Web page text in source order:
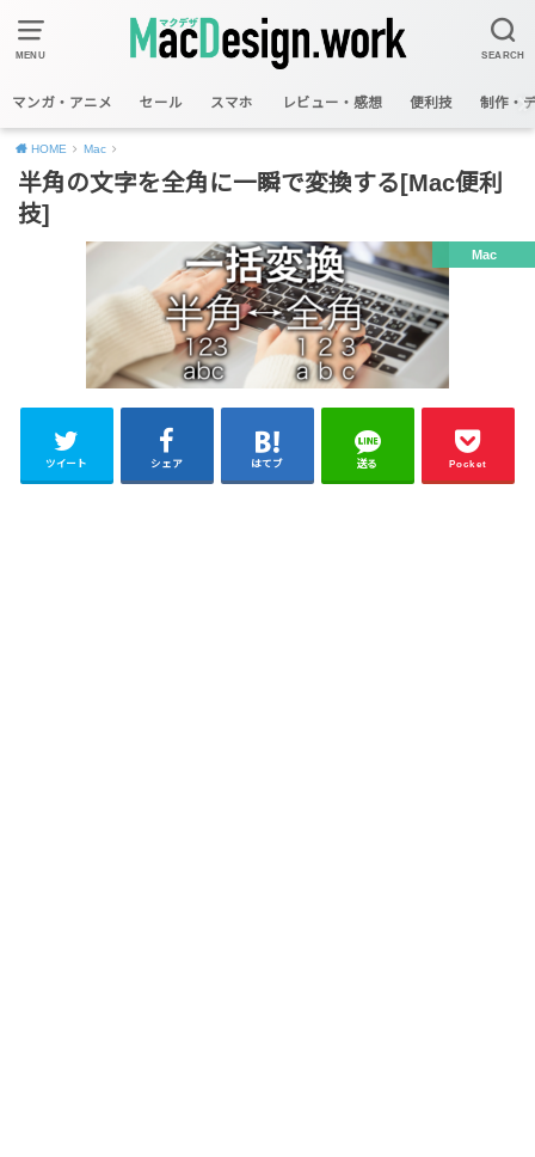
MENU SEARCH
マンガ・アニメ セール スマホ レビュー・感想 便利技 制作・
HOME Mac
半角の文字を全角に一瞬で変換する[Mac便利
技]
Mac
ツイート シェア はてブ 送る Pocket